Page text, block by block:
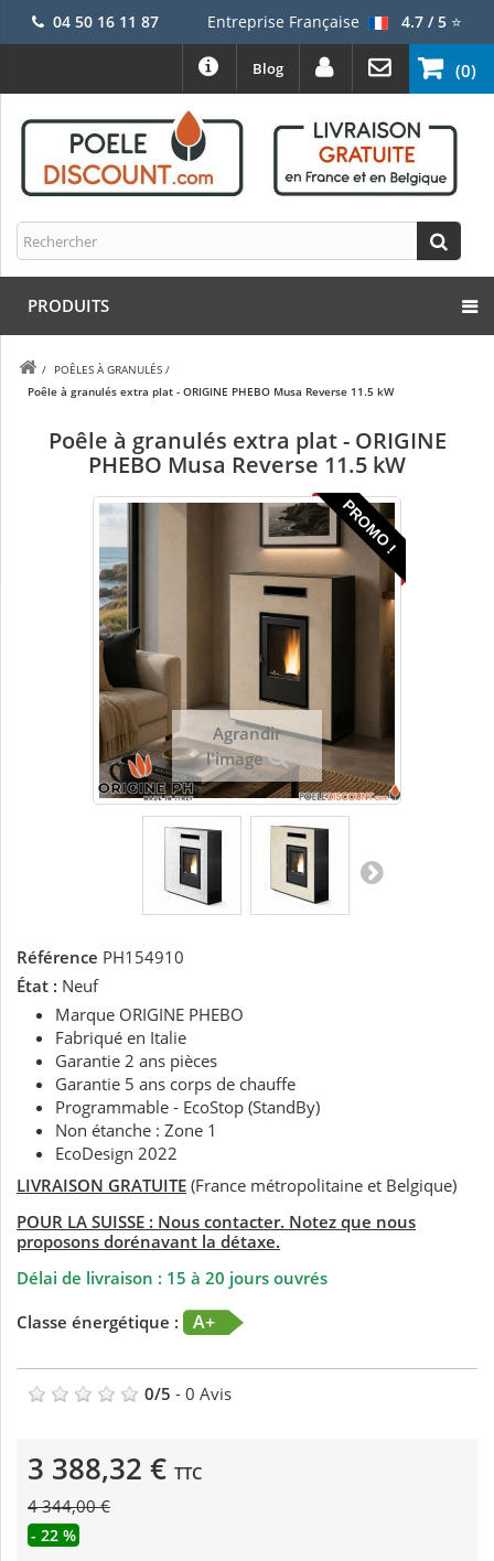
04 50 16 11 87 Entreprise Française 4.7 / 5⭐
(0)
Blog
PRODUITS
/ POÊLES À GRANULÉS /
Poêle à granulés extra plat - ORIGINE PHEBO Musa Reverse 11.5 kW
Poêle à granulés extra plat - ORIGINE
PHEBO Musa Reverse 11.5 kW
PROMO !
Agrandir
l'image
Référence PH154910
État : Neuf
Marque ORIGINE PHEBO
Fabriqué en Italie
Garantie 2 ans pièces
Garantie 5 ans corps de chauffe
Programmable - EcoStop (StandBy)
Non étanche : Zone 1
EcoDesign 2022
LIVRAISON GRATUITE (France métropolitaine et Belgique)
POUR LA SUISSE : Nous contacter. Notez que nous
proposons dorénavant la détaxe.
Délai de livraison : 15 à 20 jours ouvrés
Classe énergétique :
A+
0/5 - 0 Avis
3 388,32 € TTC
4 344,00 €
- 22 %